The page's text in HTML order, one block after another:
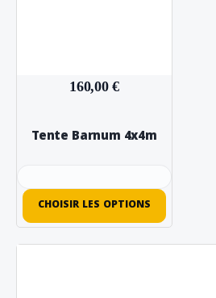
160,00 €
Tente Barnum 4x4m
CHOISIR LES OPTIONS